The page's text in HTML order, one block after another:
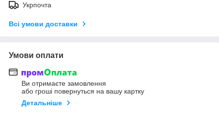
Укрпочта
Всі умови доставки
Умови оплати
Ви отримаєте замовлення
або гроші повернуться на вашу картку
Детальніше